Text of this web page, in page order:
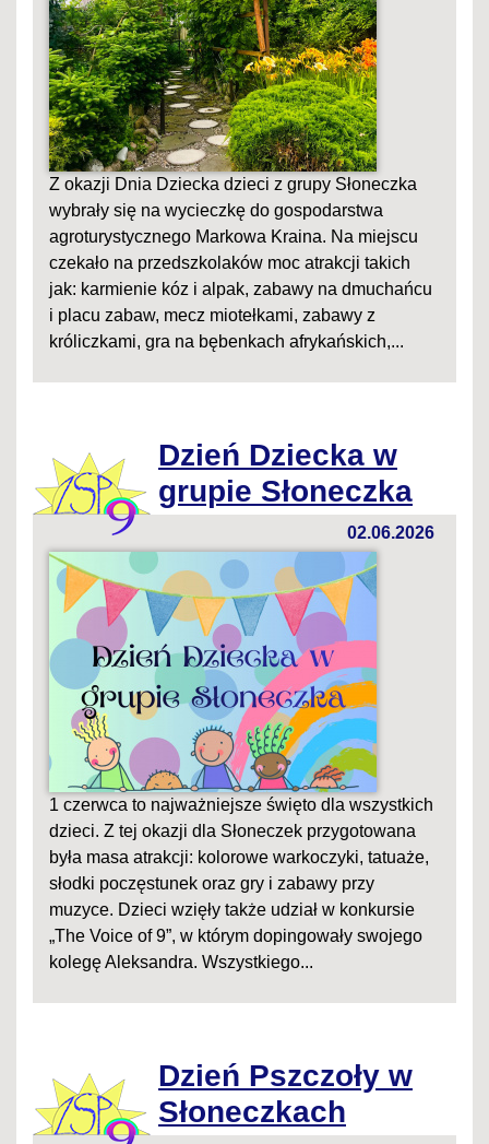
Z okazji Dnia Dziecka dzieci z grupy Słoneczka
wybrały się na wycieczkę do gospodarstwa
agroturystycznego Markowa Kraina. Na miejscu
czekało na przedszkolaków moc atrakcji takich
jak: karmienie kóz i alpak, zabawy na dmuchańcu
i placu zabaw, mecz miotełkami, zabawy z
króliczkami, gra na bębenkach afrykańskich,...
Dzień Dziecka w
grupie Słoneczka
02.06.2026
1 czerwca to najważniejsze święto dla wszystkich
dzieci. Z tej okazji dla Słoneczek przygotowana
była masa atrakcji: kolorowe warkoczyki, tatuaże,
słodki poczęstunek oraz gry i zabawy przy
muzyce. Dzieci wzięły także udział w konkursie
„The Voice of 9”, w którym dopingowały swojego
kolegę Aleksandra. Wszystkiego...
Dzień Pszczoły w
Słoneczkach